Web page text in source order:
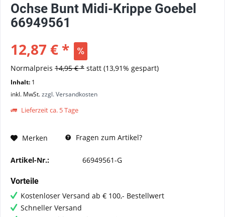
Ochse Bunt Midi-Krippe Goebel
66949561
12,87 € *
Normalpreis 14,95 € * statt (13,91% gespart)
Inhalt: 1
inkl. MwSt.zzgl. Versandkosten
Lieferzeit ca. 5 Tage
Merken Fragen zum Artikel?
Artikel-Nr.: 66949561-G
Vorteile
Kostenloser Versand ab € 100,- Bestellwert
Schneller Versand